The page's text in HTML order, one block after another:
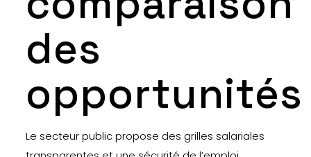
des
opportunités
Le secteur public propose des grilles salariales